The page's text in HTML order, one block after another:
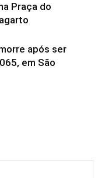
Praça do
após ser
em São